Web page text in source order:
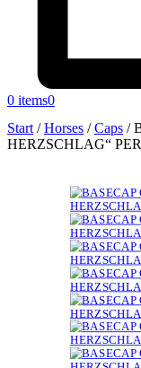
0 items0
Start /Horses /Caps /
HERZSCHLAG“